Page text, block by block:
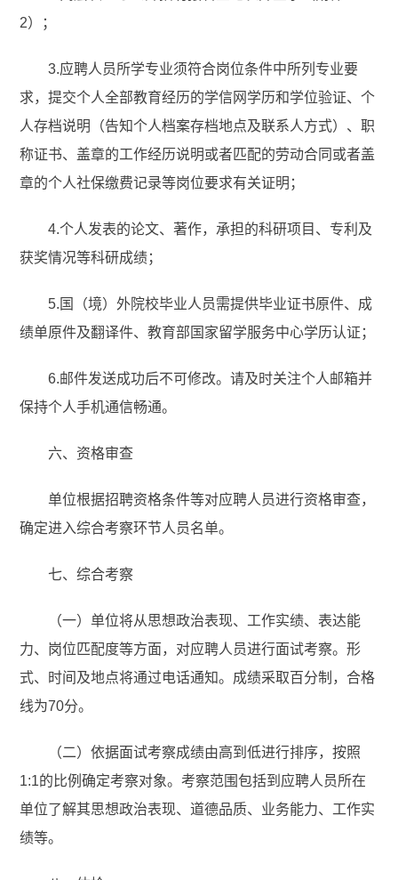
2）；
3.应聘人员所学专业须符合岗位条件中所列专业要
求，提交个人全部教育经历的学信网学历和学位验证、个
人存档说明（告知个人档案存档地点及联系人方式）、职
称证书、盖章的工作经历说明或者匹配的劳动合同或者盖
章的个人社保缴费记录等岗位要求有关证明；
4.个人发表的论文、著作，承担的科研项目、专利及
获奖情况等科研成绩；
5.国（境）外院校毕业人员需提供毕业证书原件、成
绩单原件及翻译件、教育部国家留学服务中心学历认证；
6.邮件发送成功后不可修改。请及时关注个人邮箱并
保持个人手机通信畅通。
六、资格审查
单位根据招聘资格条件等对应聘人员进行资格审查，
确定进入综合考察环节人员名单。
七、综合考察
（一）单位将从思想政治表现、工作实绩、表达能
力、岗位匹配度等方面，对应聘人员进行面试考察。形
式、时间及地点将通过电话通知。成绩采取百分制，合格
线为70分。
（二）依据面试考察成绩由高到低进行排序，按照
1:1的比例确定考察对象。考察范围包括到应聘人员所在
单位了解其思想政治表现、道德品质、业务能力、工作实
绩等。